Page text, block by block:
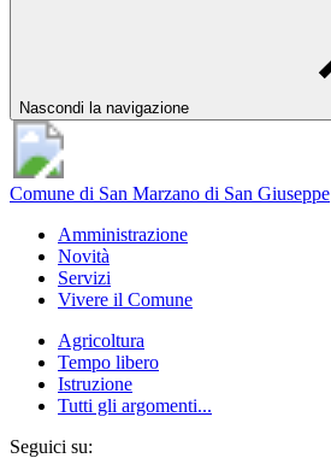
Nascondi la navigazione
Comune di San Marzano di San Giuseppe
Amministrazione
Novità
Servizi
Vivere il Comune
Agricoltura
Tempo libero
Istruzione
Tutti gli argomenti...
Seguici su: